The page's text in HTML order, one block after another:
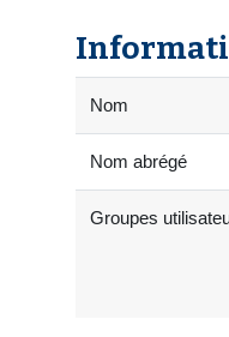
Nom
Nom abrégé
Groupes